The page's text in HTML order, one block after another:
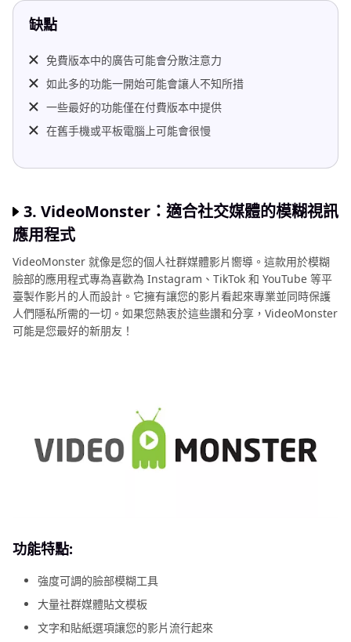
缺點
免費版本中的廣告可能會分散注意力
如此多的功能一開始可能會讓人不知所措
一些最好的功能僅在付費版本中提供
在舊手機或平板電腦上可能會很慢
3. VideoMonster：適合社交媒體的模糊視訊
應用程式
VideoMonster 就像是您的個人社群媒體影片嚮導。這款用於模糊
臉部的應用程式專為喜歡為 Instagram、TikTok 和 YouTube 等平
臺製作影片的人而設計。它擁有讓您的影片看起來專業並同時保護
人們隱私所需的一切。如果您熱衷於這些讚和分享，VideoMonster
可能是您最好的新朋友！
功能特點:
強度可調的臉部模糊工具
大量社群媒體貼文模板
文字和貼紙選項讓您的影片流行起來